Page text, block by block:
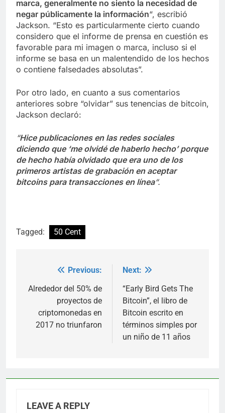
marca, generalmente no siento la necesidad de
negar públicamente la información“, escribió
Jackson. “Esto es particularmente cierto cuando
considero que el informe de prensa en cuestión es
favorable para mi imagen o marca, incluso si el
informe se basa en un malentendido de los hechos
o contiene falsedades absolutas”.
Por otro lado, en cuanto a sus comentarios
anteriores sobre “olvidar” sus tenencias de bitcoin,
Jackson declaró:
“Hice publicaciones en las redes sociales
diciendo que ‘me olvidé de haberlo hecho’ porque
de hecho había olvidado que era uno de los
primeros artistas de grabación en aceptar
bitcoins para transacciones en línea“.
Tagged: 50 Cent
navigation
Previous:
Alrededor del 50% de
proyectos de
criptomonedas en
2017 no triunfaron
Next:
“Early Bird Gets The
Bitcoin”, el libro de
Bitcoin escrito en
términos simples por
un niño de 11 años
LEAVE A REPLY